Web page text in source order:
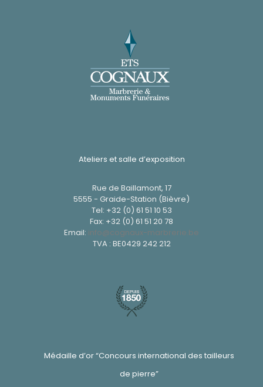
Ateliers et salle d’exposition
Rue de Baillamont, 17
5555 - Graide-Station (Bièvre)
Tel: +32 (0) 61 51 10 53
Fax: +32 (0) 61 51 20 78
Email: info@cognaux-marbrerie.be
TVA : BE0429 242 212
Médaille d’or “Concours international des tailleurs
de pierre”